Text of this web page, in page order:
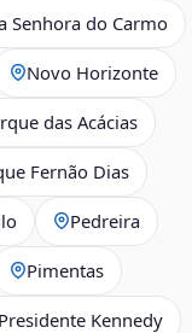
Senhora do Carmo
Novo Horizonte
das Acácias
Fernão Dias
Pedreira
Pimentas
Presidente Kennedy